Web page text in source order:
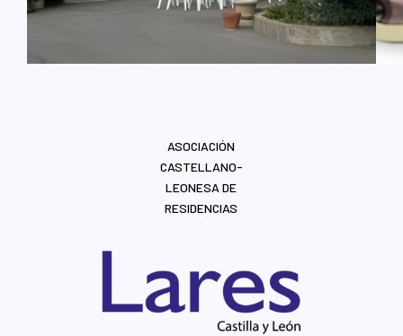
ASOCIACIÓN
CASTELLANO-
LEONESA DE
RESIDENCIAS